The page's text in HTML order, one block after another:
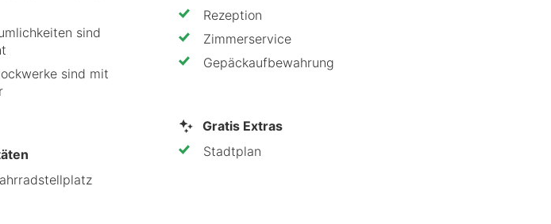
Rezeption
Zimmerservice
Gepäckaufbewahrung
Gratis Extras
Stadtplan